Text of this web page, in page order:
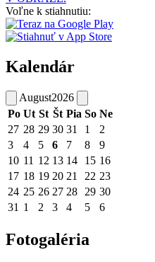
Voľne k stiahnutiu:
Kalendár
August2026
Po Ut St Št Pia So Ne
27 28 29 30 31 1
2
3
4 5 6 7 8
9
10 11 12 13 14 15 16
17 18 19 20 21 22 23
24 25 26 27 28 29 30
31 1 2 3 4 5 6
Fotogaléria